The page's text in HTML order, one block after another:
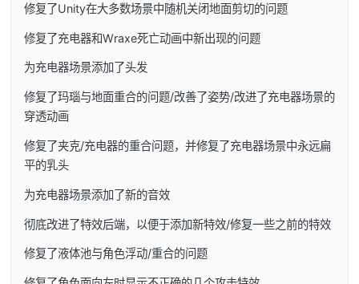
修复了Unity在大多数场景中随机关闭地面剪切的问题
修复了充电器和Wraxe死亡动画中新出现的问题
为充电器场景添加了头发
修复了玛瑙与地面重合的问题/改善了姿势/改进了充电器场景的
穿透动画
修复了夹克/充电器的重合问题，并修复了充电器场景中永远扁
平的乳头
为充电器场景添加了新的音效
彻底改进了特效后端，以便于添加新特效/修复一些之前的特效
修复了液体池与角色浮动/重合的问题